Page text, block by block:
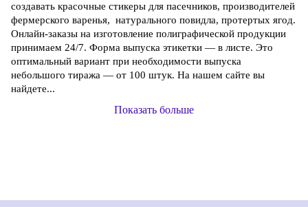
создавать красочные стикеры для пасечников, производителей
фермерского варенья, натурального повидла, протертых ягод.
Онлайн-заказы на изготовление полиграфической продукции
принимаем 24/7. Форма выпуска этикетки — в листе. Это
оптимальный вариант при необходимости выпуска
небольшого тиража — от 100 штук. На нашем сайте вы
найдете...
Показать больше